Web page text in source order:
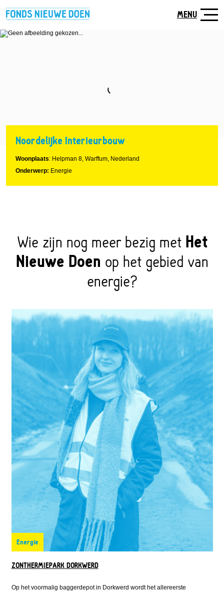
hoofdinhoud
MENU
Noordelijke Interieurbouw
Woonplaats: Helpman 8, Warffum, Nederland
Onderwerp: Energie
Wie zijn nog meer bezig met Het
Nieuwe Doen op het gebied van
energie?
Energie
ZONTHERMIEPARK DORKWERD
Op het voormalig baggerdepot in Dorkwerd wordt het allereerste